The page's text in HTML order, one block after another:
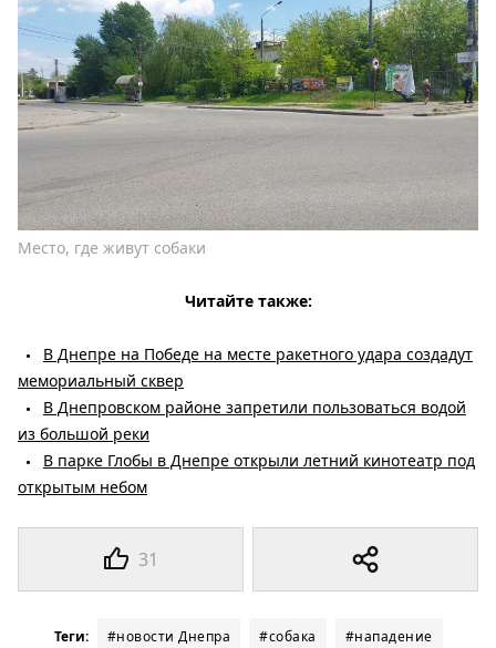
31
Место, где живут собаки
Читайте также:
В Днепре на Победе на месте ракетного удара создадут
мемориальный сквер
В Днепровском районе запретили пользоваться водой
из большой реки
В парке Глобы в Днепре открыли летний кинотеатр под
открытым небом
Теги: #новости Днепра #собака #нападение